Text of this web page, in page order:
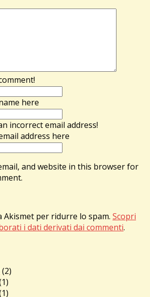
here
incorrect email address!
address here
and website in this browser for
Akismet per ridurre lo spam. Scopri
i dati derivati dai commenti.
(2)